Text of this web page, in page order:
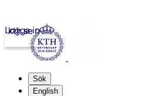
kth.se
Logga in
Sök
English